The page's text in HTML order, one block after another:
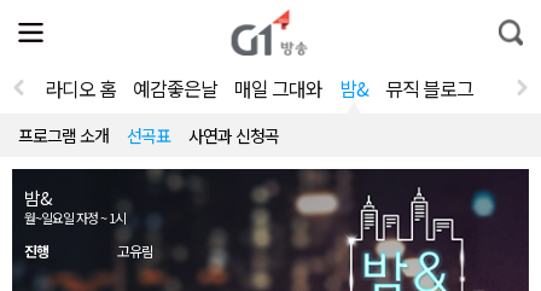
전
체
뉴
열
통
합
라디오 홈 예감좋은날 매일 그대와 밤& 뮤직 블로그
프로그램 소개 선곡표 사연과 신청곡
밤&
월~일요일 자정 ~ 1시
진행 고유림